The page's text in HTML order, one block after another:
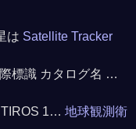
は Satellite Tracker
標識 カタログ名 …
TIROS 1…地球観測衛